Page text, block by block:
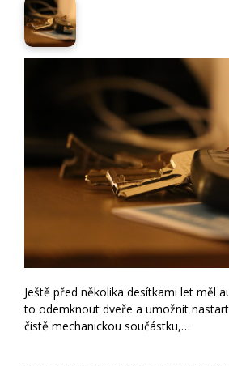
Ještě před několika desítkami let měl
to odemknout dveře a umožnit
čistě mechanickou součástku,…